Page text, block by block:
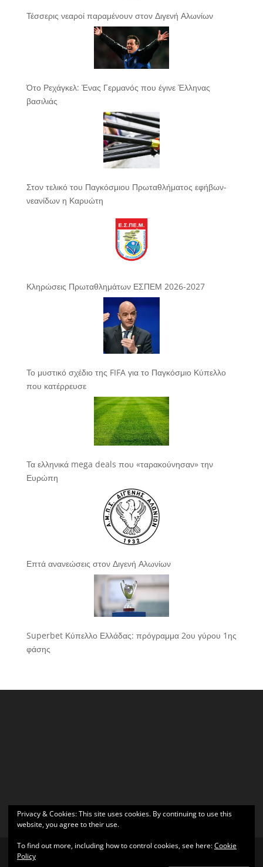
Τέσσερις νεαροί παραμένουν στον Διγενή Αλωνίων
Ότο Ρεχάγκελ: Ένας Γερμανός που έγινε Έλληνας
βασιλιάς
Στον τελικό του Παγκόσμιου Πρωταθλήματος εφήβων-
νεανίδων η Καρυώτη
Κληρώσεις Πρωταθλημάτων ΕΣΠΕΜ 2026-2027
Το μυστικό σχέδιο της FIFA για το Παγκόσμιο Κύπελλο
που κατέρρευσε
Τα ελληνικά mega deals που «ταρακούνησαν» την
Ευρώπη
Επτά ανανεώσεις στον Διγενή Αλωνίων
Superbet Κύπελλο Ελλάδας: πρόγραμμα 2ου γύρου 1ης
φάσης
Privacy & Cookies: This site uses cookies. By continuing to use this
website, you agree to their use.
To find out more, including how to control cookies, see here:Cookie
Policy